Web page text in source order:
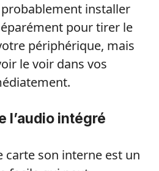
probablement installer
pour tirer le
périphérique, mais
le voir dans vos
l’audio intégré
carte son interne est un